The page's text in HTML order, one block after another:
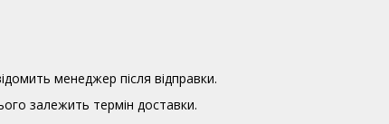
менеджер після відправки.
залежить термін доставки.